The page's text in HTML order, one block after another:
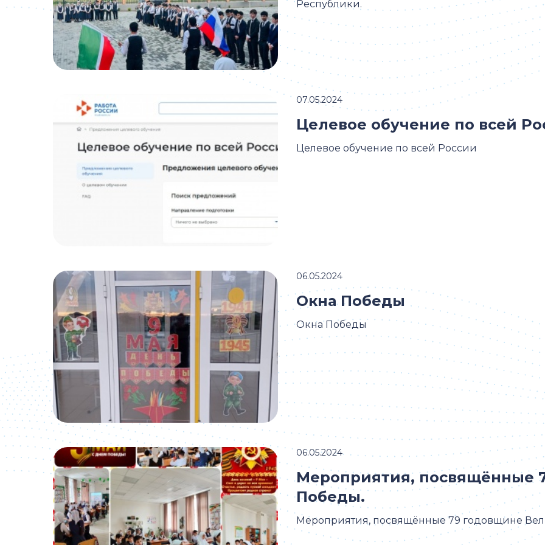
Республики.
Целевое обучение по всей России
Целевое обучение по всей
07.05.2024
Окна Победы
Окна Победы
06.05.2024
Мероприятия, посвящëнные 79 годовщине
Мероприятия, посвящëнные
Победы.
06.05.2024